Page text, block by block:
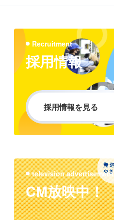
Recruitment
採用情報
採用情報を見る
television advertisement
CM放映中！